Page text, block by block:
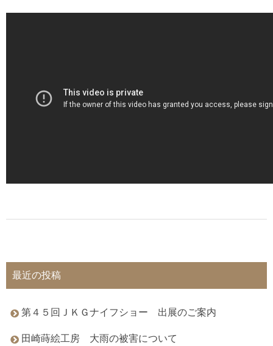
最近の投稿
第４５回ＪＫＧナイフショー 出展のご案内
田崎蒔絵工房 大雨の被害について